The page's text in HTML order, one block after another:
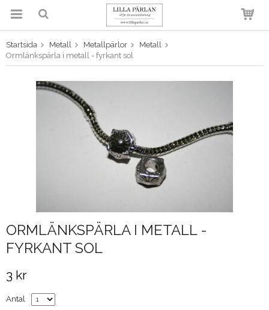
Produkten har blivit tillagd i
varukorgen
Startsida Metall Metallpärlor
Metall
Ormlänkspärla i metall - fyrkant sol
ORMLÄNKSPÄRLA I METALL -
FYRKANT SOL
3 kr
Antal